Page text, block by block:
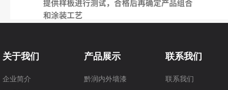
关于我们
企业简介
产品展示
黔润内外墙漆
联系我们
联系我们